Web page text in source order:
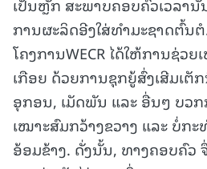
ເປັນຫຼັກ ສະພາບຄອບຄົວເວລາ
ການຜະລິດອີງໃສ່ທຳມະຊາດຕົ້ນ
ໂຄງການWECR ໄດ້ໃຫ້ການຊ່ວ
ເກືອຍ ດ້ວຍການຊຸກຍູ້ສົ່ງເສີມເ
ອຸກອນ, ເມັດພັນ ແລະ ອື່ນໆ ບ
ເໝາະສົມກວ້າງຂວາງ ແລະ ບໍ່ກ
ອ້ອມຂ້າງ. ດັ່ງນັ້ນ, ທາງຄອບຄົວ